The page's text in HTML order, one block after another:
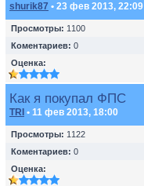
shurik87 • 23 фев 2013, 22:09
Просмотры: 1100
Коментариев: 0
Оценка:
Как я покупал ФПС
TRI • 11 фев 2013, 18:00
Просмотры: 1122
Коментариев: 0
Оценка: